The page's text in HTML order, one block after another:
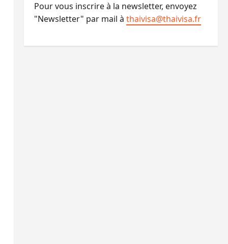
Pour vous inscrire à la newsletter, envoyez
"Newsletter" par mail à thaivisa@thaivisa.fr